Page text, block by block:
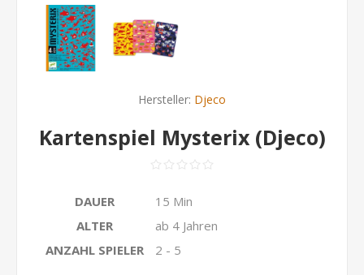
Hersteller: Djeco
Kartenspiel Mysterix (Djeco)
DAUER
15 Min
ALTER
ab 4 Jahren
ANZAHL SPIELER
2 - 5